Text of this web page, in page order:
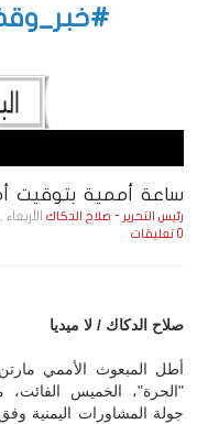
ساعة أممية بتوقيت
رئيس التحرير - صلاح الدكاك الأربعاء , 14 نـوفـمـبـر , 2018 الساعة 6:01:26 PM
0 تعليقات
صلاح الدكاك / لا ميديا
أطل المبعوث الأممي
"الحرة"، الخميس الفائت،
جولة المشاورات اليمنية